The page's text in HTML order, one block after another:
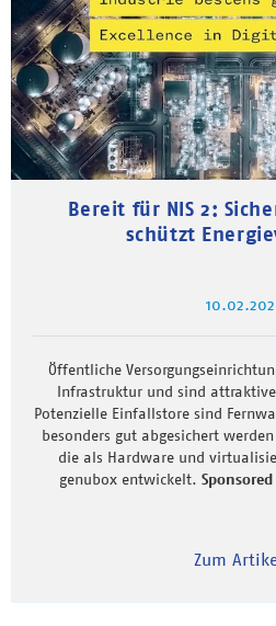
Bereit für NIS 2:
schützt
Öffentliche
Infrastruktur und sind
Potenzielle Einfallstore sind
besonders gut abgesichert
die als Hardware und
genubox entwickelt.
Zum